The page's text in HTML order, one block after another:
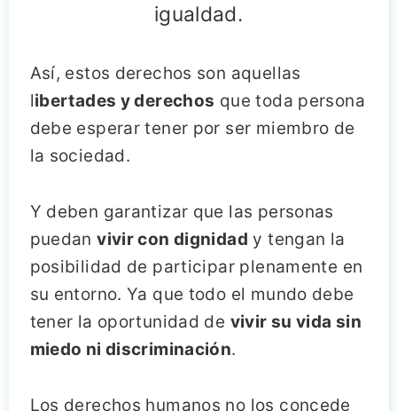
igualdad.
Así, estos derechos son aquellas
libertades y derechos que toda persona
debe esperar tener por ser miembro de
la sociedad.
Y deben garantizar que las personas
puedanvivir con dignidad y tengan la
posibilidad de participar plenamente en
su entorno. Ya que todo el mundo debe
tener la oportunidad de vivir su vida sin
miedo ni discriminación.
Los derechos humanos no los concede